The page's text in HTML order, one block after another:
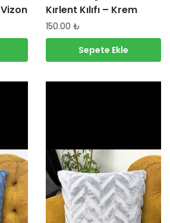
Vizon
Kırlent Kılıfı – Krem
150.00 ₺
Sepete Ekle